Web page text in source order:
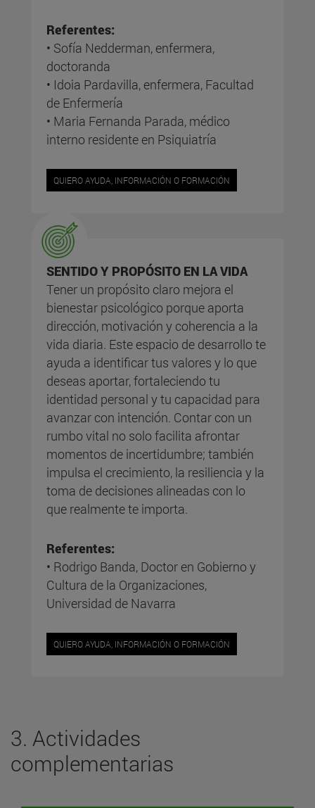
Referentes:
• Sofía Nedderman, enfermera,
doctoranda
• Idoia Pardavilla, enfermera, Facultad
de Enfermería
• Maria Fernanda Parada, médico
interno residente en Psiquiatría
QUIERO AYUDA, INFORMACIÓN O FORMACIÓN
SENTIDO Y PROPÓSITO EN LA VIDA
Tener un propósito claro mejora el
bienestar psicológico porque aporta
dirección, motivación y coherencia a la
vida diaria. Este espacio de desarrollo te
ayuda a identificar tus valores y lo que
deseas aportar, fortaleciendo tu
identidad personal y tu capacidad para
avanzar con intención. Contar con un
rumbo vital no solo facilita afrontar
momentos de incertidumbre; también
impulsa el crecimiento, la resiliencia y la
toma de decisiones alineadas con lo
que realmente te importa.
Referentes:
• Rodrigo Banda, Doctor en Gobierno y
Cultura de la Organizaciones,
Universidad de Navarra
QUIERO AYUDA, INFORMACIÓN O FORMACIÓN
3. Actividades
complementarias